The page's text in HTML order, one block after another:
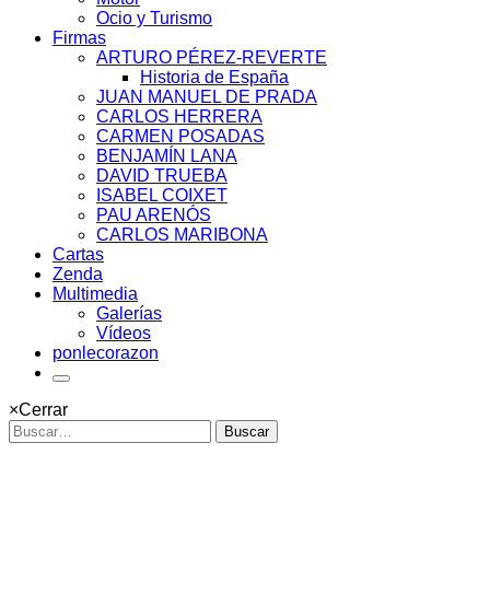
Ocio y Turismo
Firmas
ARTURO PÉREZ-REVERTE
Historia de España
JUAN MANUEL DE PRADA
CARLOS HERRERA
CARMEN POSADAS
BENJAMÍN LANA
DAVID TRUEBA
ISABEL COIXET
PAU ARENÓS
CARLOS MARIBONA
Cartas
Zenda
Multimedia
Galerías
Vídeos
ponlecorazon
×Cerrar
Buscar